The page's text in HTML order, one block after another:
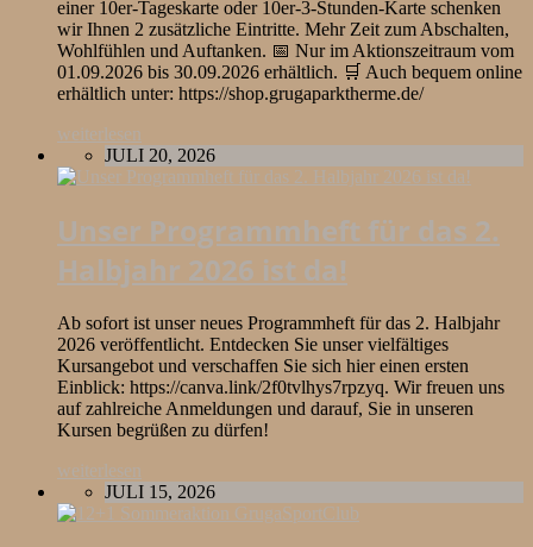
einer 10er-Tageskarte oder 10er-3-Stunden-Karte schenken
wir Ihnen 2 zusätzliche Eintritte. Mehr Zeit zum Abschalten,
Wohlfühlen und Auftanken. 📅 Nur im Aktionszeitraum vom
01.09.2026 bis 30.09.2026 erhältlich. 🛒 Auch bequem online
erhältlich unter: https://shop.grugaparktherme.de/
weiterlesen
JULI 20, 2026
Unser Programmheft für das 2.
Halbjahr 2026 ist da!
Ab sofort ist unser neues Programmheft für das 2. Halbjahr
2026 veröffentlicht. Entdecken Sie unser vielfältiges
Kursangebot und verschaffen Sie sich hier einen ersten
Einblick: https://canva.link/2f0tvlhys7rpzyq. Wir freuen uns
auf zahlreiche Anmeldungen und darauf, Sie in unseren
Kursen begrüßen zu dürfen!
weiterlesen
JULI 15, 2026